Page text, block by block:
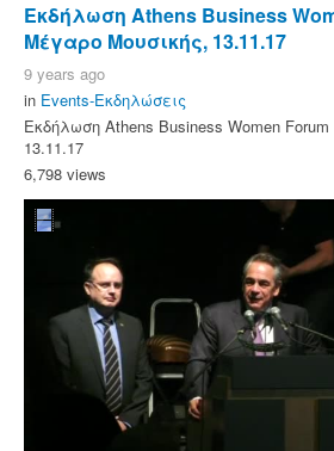
Εκδήλωση Athens Business
Μέγαρο Μουσικής, 13.11.17
9 years ago
in Events-Εκδηλώσεις
Εκδήλωση Athens Business Women
13.11.17
6,798 views